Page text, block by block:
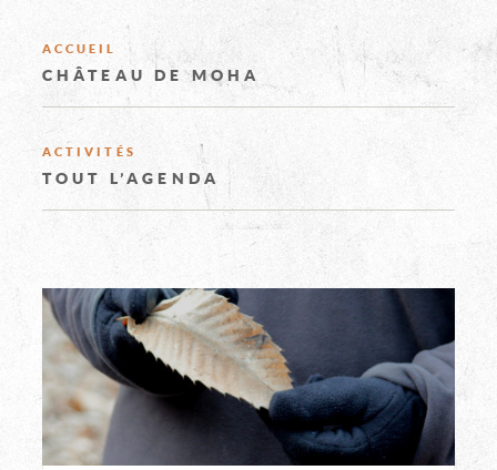
DE
EXPLOREZ
LE
CHÂTEAU
ACCUEIL
CHÂTEAU DE MOHA
ACTIVITÉS
TOUT L’AGENDA